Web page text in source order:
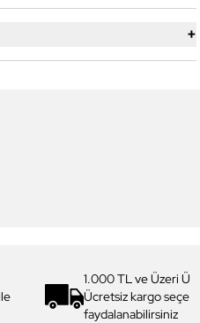
+
1.000 TL ve Üzeri
Ücretsiz kargo
faydalanabilirsiniz